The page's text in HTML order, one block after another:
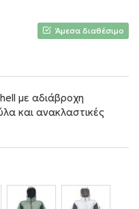
Άμεσα διαθέσιμο
με αδιάβροχη
και ανακλαστικές